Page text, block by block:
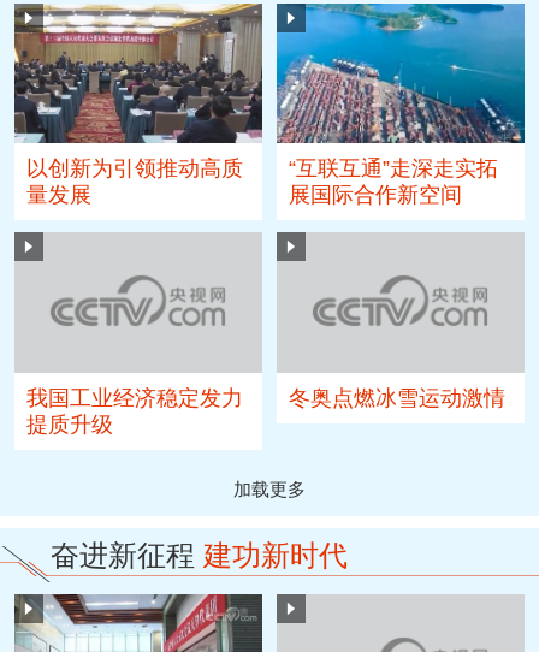
以创新为引领推动高质
量发展
“互联互通”走深走实拓
展国际合作新空间
我国工业经济稳定发力
提质升级
冬奥点燃冰雪运动激情
加载更多
奋进新征程 建功新时代